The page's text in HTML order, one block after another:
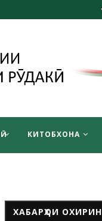
КИТОБХОНА
ХАБАРҲОИ ОХИРИН